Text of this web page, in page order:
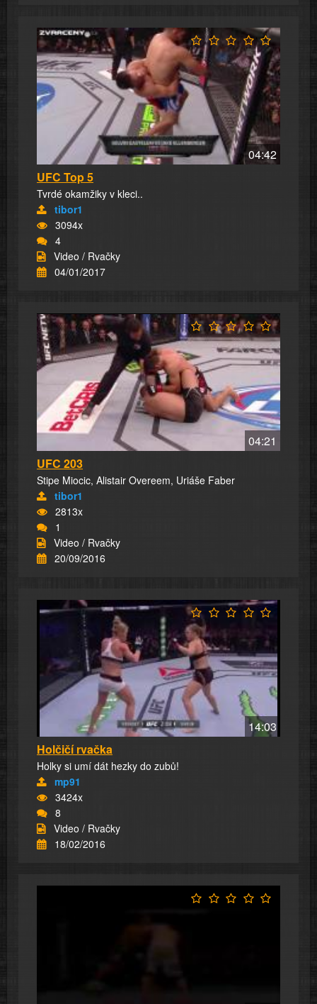
04:42
UFC Top 5
Tvrdé okamžiky v kleci..
tibor1
3094x
4
Video / Rvačky
04/01/2017
04:21
UFC 203
Stipe Miocic, Alistair Overeem, Uriáše Faber
tibor1
2813x
1
Video / Rvačky
20/09/2016
14:03
Holčičí rvačka
Holky si umí dát hezky do zubů!
mp91
3424x
8
Video / Rvačky
18/02/2016